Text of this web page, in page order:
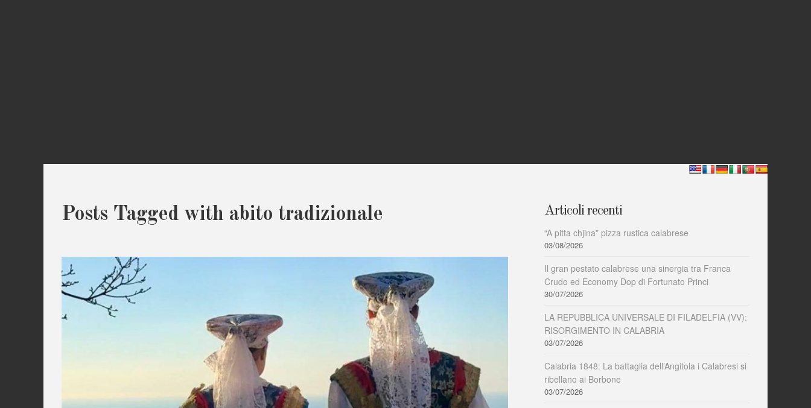
Posts Tagged with abito tradizionale Articoli recenti
“A pitta chjina” pizza rustica calabrese
03/08/2026
Il gran pestato calabrese una sinergia tra Franca
Crudo ed Economy Dop di Fortunato Princi
30/07/2026
LA REPUBBLICA UNIVERSALE DI FILADELFIA (VV):
RISORGIMENTO IN CALABRIA
03/07/2026
Calabria 1848: La battaglia dell’Angitola i Calabresi si
ribellano ai Borbone
03/07/2026